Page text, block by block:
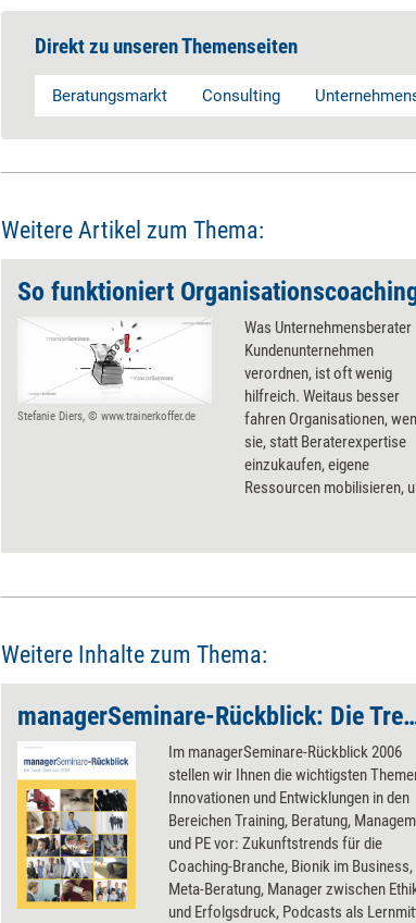
Direkt zu unseren Themenseiten
Beratungsmarkt Consulting
Weitere Artikel zum Thema:
So funktioniert
Stefanie Diers, © www.trainerkoffer.de
Was Unternehmensberater
Kundenunternehmen
verordnen, ist oft wenig
hilfreich. Weitaus besser
fahren Organisationen,
sie, statt Beraterexpertise
einzukaufen, eigene
Ressourcen mobilisieren,
Organisationscoaching
Leitprinzipien hinter dem
Weitere Inhalte zum Thema:
managerSeminare-
Im managerSeminare-Rückblick 2006
stellen wir Ihnen die wichtigsten
Innovationen und Entwicklungen in den
Bereichen Training, Beratung,
und PE vor: Zukunftstrends für die
Coaching-Branche, Bionik im Business,
Meta-Beratung, Manager zwischen
und Erfolgsdruck, Podcasts als